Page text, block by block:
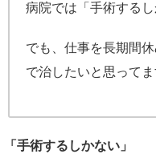
病院では「手術する
でも、仕事を長期間
で治したいと思ってま
「手術するしかない」